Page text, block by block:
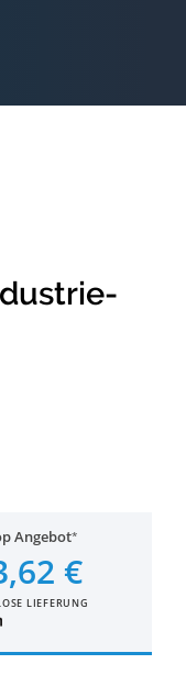
Angebot
€
LIEFERUNG